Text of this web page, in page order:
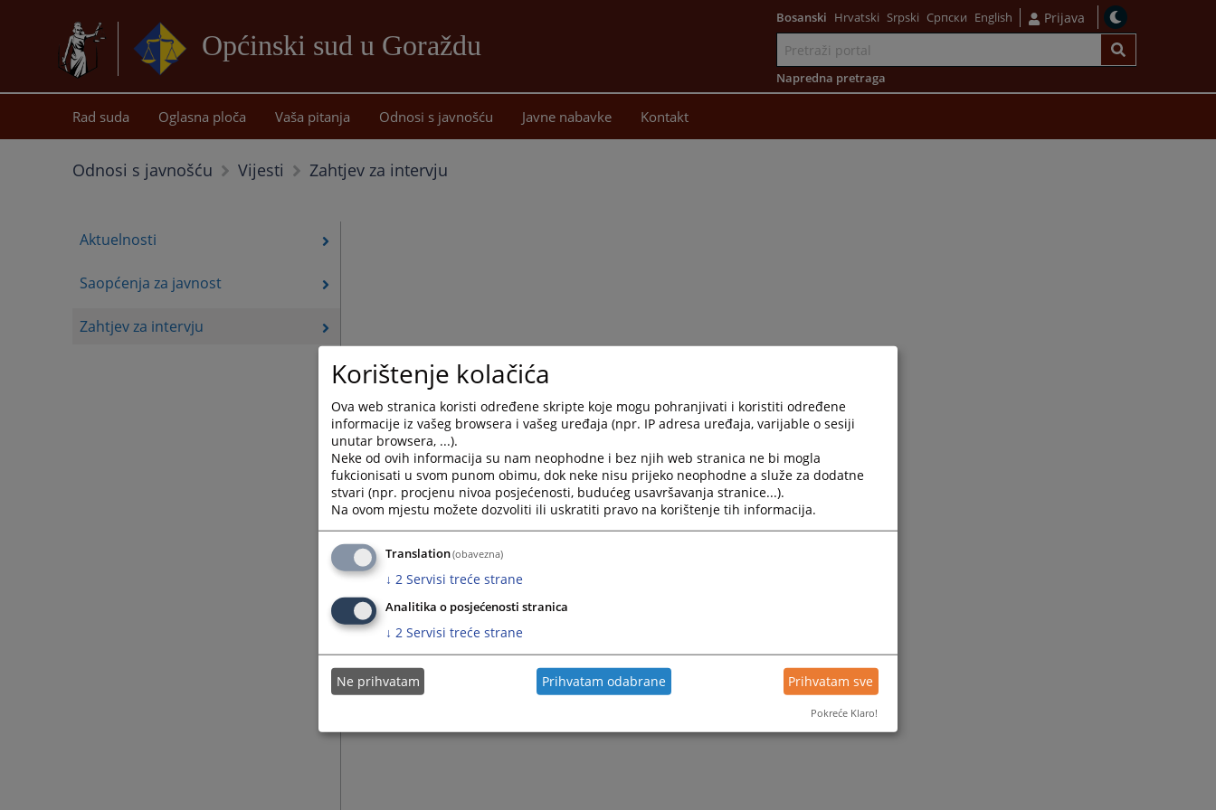
Općinski sud u Goraždu
sadržaj
Bosanski Hrvatski Srpski Српски English Prijava
Napredna pretraga
Rad suda Oglasna ploča Vaša pitanja Odnosi s javnošću Javne nabavke Kontakt
Odnosi s javnošću Vijesti Zahtjev za intervju
Aktuelnosti
Saopćenja za javnost
Zahtjev za intervju
Korištenje kolačića
Ova web stranica koristi određene skripte koje mogu pohranjivati i koristiti određene
informacije iz vašeg browsera i vašeg uređaja (npr. IP adresa uređaja, varijable o sesiji
unutar browsera, ...).
Neke od ovih informacija su nam neophodne i bez njih web stranica ne bi mogla
fukcionisati u svom punom obimu, dok neke nisu prijeko neophodne a služe za dodatne
stvari (npr. procjenu nivoa posjećenosti, budućeg usavršavanja stranice...).
Na ovom mjestu možete dozvoliti ili uskratiti pravo na korištenje tih informacija.
Translation(obavezna)
↓ 2 Servisi treće strane
Analitika o posjećenosti stranica
↓ 2 Servisi treće strane
Ne prihvatam Prihvatam odabrane Prihvatam sve
Pokreće Klaro!